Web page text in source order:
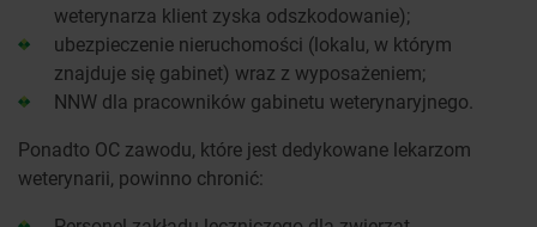
weterynarza klient zyska odszkodowanie);
ubezpieczenie nieruchomości (lokalu, w którym
znajduje się gabinet) wraz z wyposażeniem;
NNW dla pracowników gabinetu weterynaryjnego.
Ponadto OC zawodu, które jest dedykowane lekarzom
weterynarii, powinno chronić: